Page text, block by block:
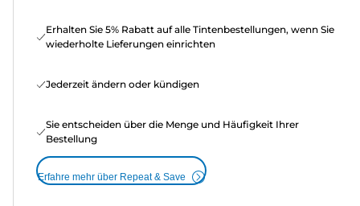
Erhalten Sie 5% Rabatt auf alle Tintenbestellungen, wenn Sie
wiederholte Lieferungen einrichten
Jederzeit ändern oder kündigen
Sie entscheiden über die Menge und Häufigkeit Ihrer
Bestellung
Erfahre mehr über Repeat & Save